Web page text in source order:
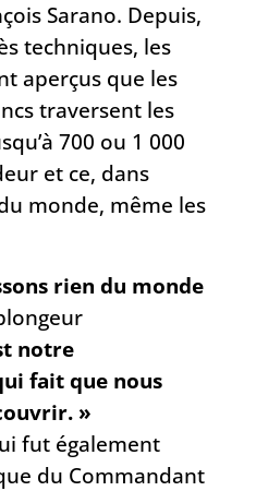
Sarano. Depuis,
techniques, les
aperçus que les
traversent les
700 ou 1 000
et ce, dans
monde, même les
rien du monde
notre
fait que nous
»
fut également
du Commandant